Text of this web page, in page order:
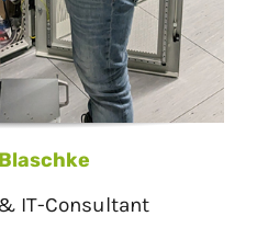
IT-Consultant